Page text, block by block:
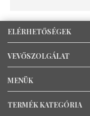
ELÉRHETŐSÉGEK
VEVŐSZOLGÁLAT
MENÜK
TERMÉK KATEGÓRIA